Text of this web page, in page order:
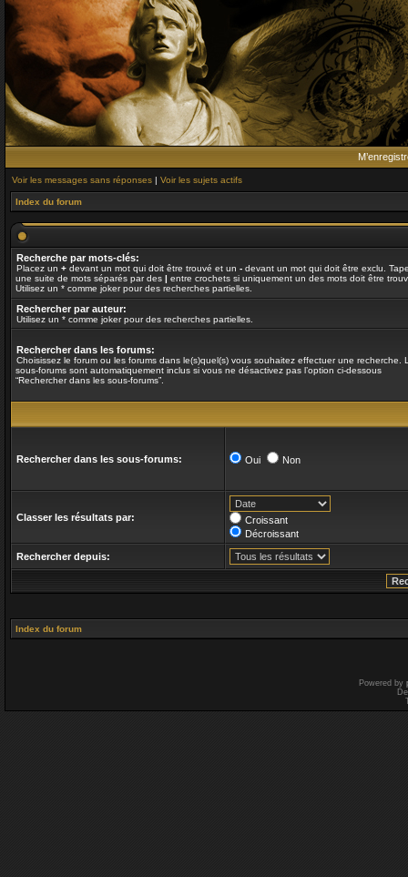
Voir les messages sans réponses | Voir les sujets actifs
Index du forum
Recherche par mots-clés:
Placez un + devant un mot qui doit être trouvé et un - devant un mot qui doit être exclu.
une suite de mots séparés par des | entre crochets si uniquement un des mots doit être
Utilisez un * comme joker pour des recherches partielles.
Rechercher par auteur:
Utilisez un * comme joker pour des recherches partielles.
Rechercher dans les forums:
Choisissez le forum ou les forums dans le(s)quel(s) vous souhaitez effectuer une recherche.
sous-forums sont automatiquement inclus si vous ne désactivez pas l’option ci-dessous
“Rechercher dans les sous-forums”.
Rechercher dans les sous-forums: Oui Non
Classer les résultats par:
Croissant
Décroissant
Rechercher depuis:
Index du forum
Powered by